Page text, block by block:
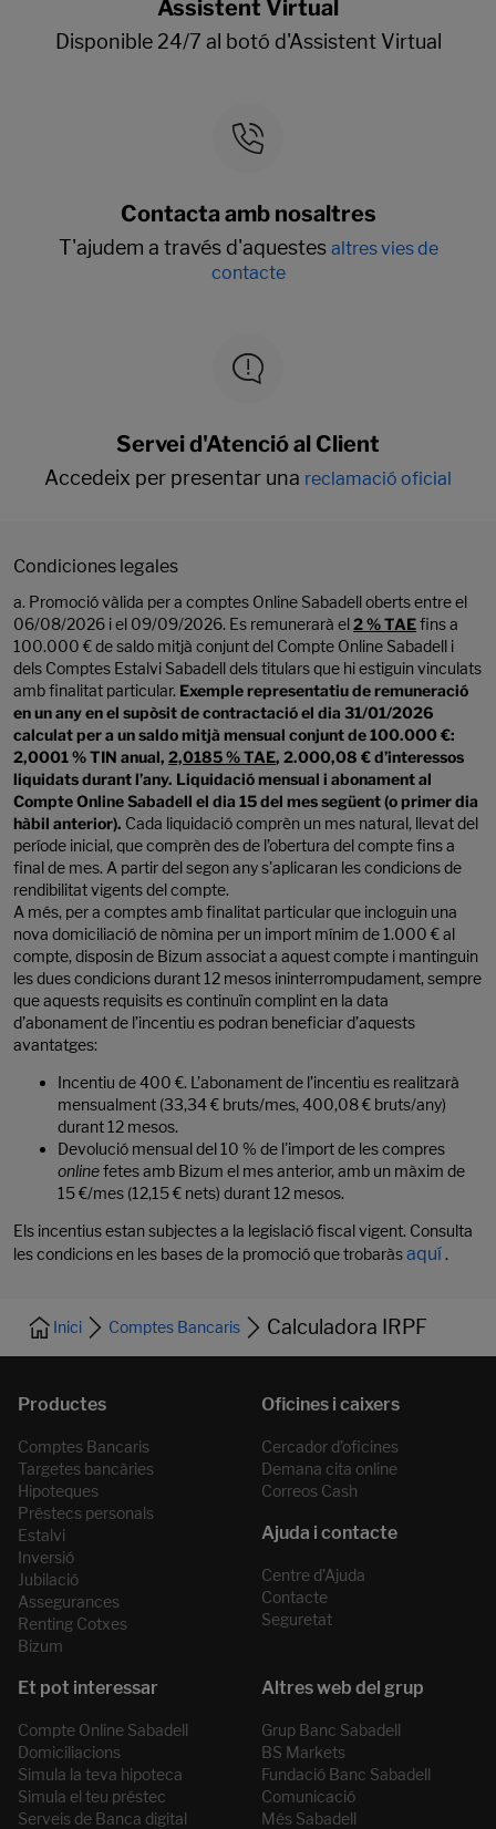
Assistent Virtual
Disponible 24/7 al botó d'Assistent Virtual
Contacta amb nosaltres
T'ajudem a través d'aquestes altres vies de
contacte
Servei d'Atenció al Client
Accedeix per presentar una reclamació oficial
Condiciones legales
a. Promoció vàlida per a comptes Online Sabadell oberts entre el
06/08/2026 i el 09/09/2026. Es remunerarà el2 % TAEfins a
100.000 € de saldo mitjà conjunt del Compte Online Sabadell i
dels Comptes Estalvi Sabadell dels titulars que hi estiguin vinculats
amb finalitat particular. Exemple representatiu de remuneració
en un any en el supòsit de contractació el dia 31/01/2026
calculat per a un saldo mitjà mensual conjunt de 100.000 €:
2,0001 % TIN anual, 2,0185 % TAE, 2.000,08 € d’interessos
liquidats durant l’any. Liquidació mensual i abonament al
Compte Online Sabadell el dia 15 del mes següent (o primer dia
hàbil anterior). Cada liquidació comprèn un mes natural, llevat del
període inicial, que comprèn des de l’obertura del compte fins a
final de mes. A partir del segon any s'aplicaran les condicions de
rendibilitat vigents del compte.
A més, per a comptes amb finalitat particular que incloguin una
nova domiciliació de nòmina per un import mínim de 1.000 € al
compte, disposin de Bizum associat a aquest compte i mantinguin
les dues condicions durant 12 mesos ininterrompudament, sempre
que aquests requisits es continuïn complint en la data
d’abonament de l’incentiu es podran beneficiar d’aquests
avantatges:
Incentiu de 400 €. L’abonament de l’incentiu es realitzarà
mensualment (33,34 € bruts/mes, 400,08 € bruts/any)
durant 12 mesos.
Devolució mensual del 10 % de l'import de les compres
onlinefetes amb Bizum el mes anterior, amb un màxim de
15 €/mes (12,15 € nets) durant 12 mesos.
Els incentius estan subjectes a la legislació fiscal vigent. Consulta
les condicions en les bases de la promoció que trobaràsaquí.
Inici Comptes Bancaris Calculadora IRPF
Comptes Bancaris
Targetes bancàries
Hipoteques
Préstecs personals
Estalvi
Inversió
Jubilació
Assegurances
Renting Cotxes
Bizum
Cercador d’oficines
Demana cita online
Correos Cash
Centre d’Ajuda
Contacte
Seguretat
Compte Online Sabadell
Domiciliacions
Simula la teva hipoteca
Simula el teu préstec
Serveis de Banca digital
Grup Banc Sabadell
BS Markets
Fundació Banc Sabadell
Comunicació
Més Sabadell